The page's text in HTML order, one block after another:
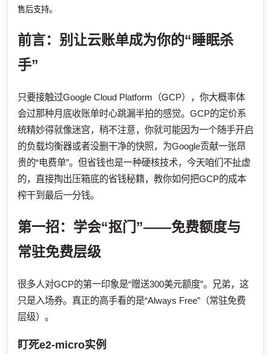
售后支持。
前言：别让云账单成为你的“睡眠杀
手”
只要接触过Google Cloud Platform（GCP），你大概率体
会过那种月底收账单时心跳漏半拍的感觉。GCP的定价系
统精妙得就像迷宫，稍不注意，你就可能因为一个随手开启
的负载均衡器或者没删干净的快照，为Google贡献一张昂
贵的“电费单”。但省钱也是一种硬核技术，今天咱们不扯虚
的，直接掏出压箱底的省钱秘籍，教你如何把GCP的成本
榨干到最后一分钱。
第一招：学会“抠门”——免费额度与
常驻免费层级
很多人对GCP的第一印象是“赠送300美元额度”。兄弟，这
只是入场券。真正的高手看的是“Always Free”（常驻免费
层级）。
盯死e2-micro实例